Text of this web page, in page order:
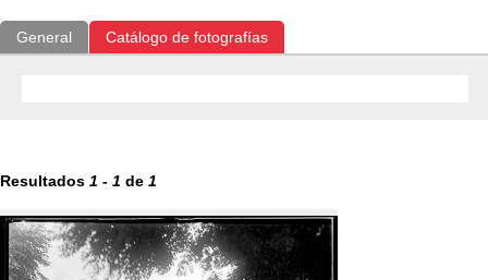
General Catálogo de fotografías
Resultados 1 - 1 de 1